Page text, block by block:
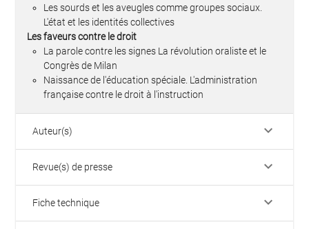
Les sourds et les aveugles comme groupes sociaux.
L'état et les identités collectives
Les faveurs contre le droit
La parole contre les signes La révolution oraliste et le
Congrès de Milan
Naissance de l'éducation spéciale. L'administration
française contre le droit à l'instruction
Auteur(s) keyboard_arrow_down
Revue(s) de presse keyboard_arrow_down
Fiche technique keyboard_arrow_down